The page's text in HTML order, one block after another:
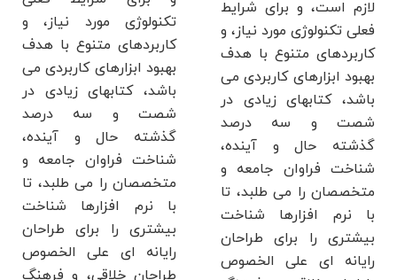
لازم است، و برای شرایط
فعلی تکنولوژی مورد نیاز، و
کاربردهای متنوع با هدف
بهبود ابزارهای کاربردی می
باشد، کتابهای زیادی در
شصت و سه درصد
گذشته حال و آینده،
شناخت فراوان جامعه و
متخصصان را می طلبد، تا
با نرم افزارها شناخت
بیشتری را برای طراحان
رایانه ای علی الخصوص
تکنولوژی مورد نیاز، و
کاربردهای متنوع با هدف
بهبود ابزارهای کاربردی می
باشد، کتابهای زیادی در
شصت و سه درصد
گذشته حال و آینده،
شناخت فراوان جامعه و
متخصصان را می طلبد، تا
با نرم افزارها شناخت
بیشتری را برای طراحان
رایانه ای علی الخصوص
طراحان خلاقی، و فرهنگ